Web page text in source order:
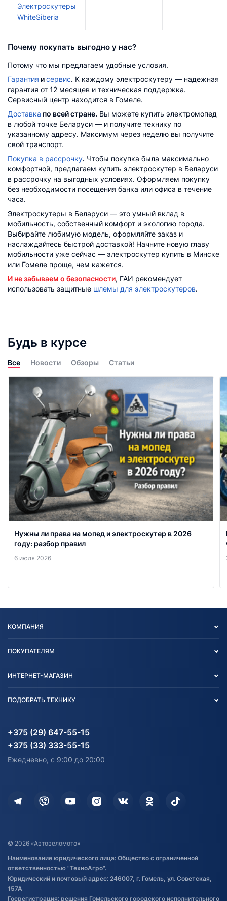
Электроскутеры
WhiteSiberia
Почему покупать выгодно у нас?
Потому что мы предлагаем удобные условия.
Гарантия исервис. К каждому электроскутеру — надежная
гарантия от 12 месяцев и техническая поддержка.
Сервисный центр находится в Гомеле.
Доставка по всей стране. Вы можете купить электромопед
в любой точке Беларуси — и получите технику по
указанному адресу. Максимум через неделю вы получите
свой транспорт.
Покупка в рассрочку. Чтобы покупка была максимально
комфортной, предлагаем купить электроскутер в Беларуси
в рассрочку на выгодных условиях. Оформляем покупку
без необходимости посещения банка или офиса в течение
часа.
Электроскутеры в Беларуси — это умный вклад в
мобильность, собственный комфорт и экологию города.
Выбирайте любимую модель, оформляйте заказ и
наслаждайтесь быстрой доставкой! Начните новую главу
мобильности уже сейчас — электроскутер купить в Минске
или Гомеле проще, чем кажется.
И не забываем о безопасности, ГАИ рекомендует
использовать защитные шлемы для электроскутеров.
Будь в курсе
Все Новости Обзоры Статьи
Нужны ли права на мопед и электроскутер в 2026
году: разбор правил
6 июля 2026
КОМПАНИЯ
Блог
Карта сайта
ПОКУПАТЕЛЯМ
Согласие на обработку
Информация до получения
согласия на обработку
Доставка
Дополнительные услуги
Оставить отзыв
Договор публичной оферты
Обработка файлов cookie
Постановка транспорта на учет
ИНТЕРНЕТ-МАГАЗИН
Агротехника
Водный транспорт
Электротранспорт
Здоровье
ПОДОБРАТЬ ТЕХНИКУ
Агротехника
Электротранспорт
+375 (29) 647-55-15
+375 (33) 333-55-15
Ежедневно, с 9:00 до 20:00
© 2026 «Автовеломото»
Наименование юридического лица: Общество с ограниченной
ответственностью "ТехноАгро".
Юридический и почтовый адрес: 246007, г. Гомель, ул. Советская,
157А
Госрегистрация: решения Гомельского городского исполнительного